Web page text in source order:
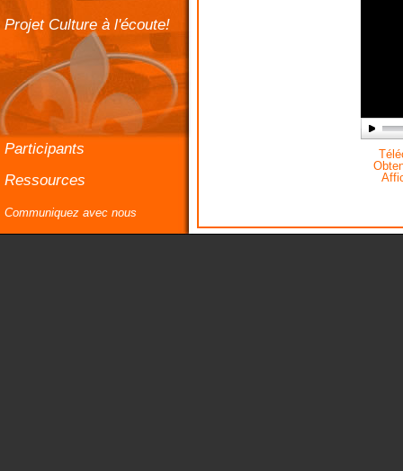
Projet Culture à l'écoute!
Participants
Ressources
Communiquez avec nous